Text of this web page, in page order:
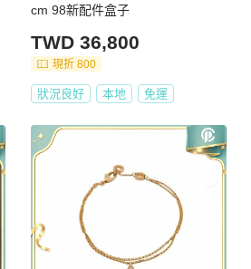
cm 98新配件盒子
TWD 36,800
現折 800
狀況良好 本地 免運